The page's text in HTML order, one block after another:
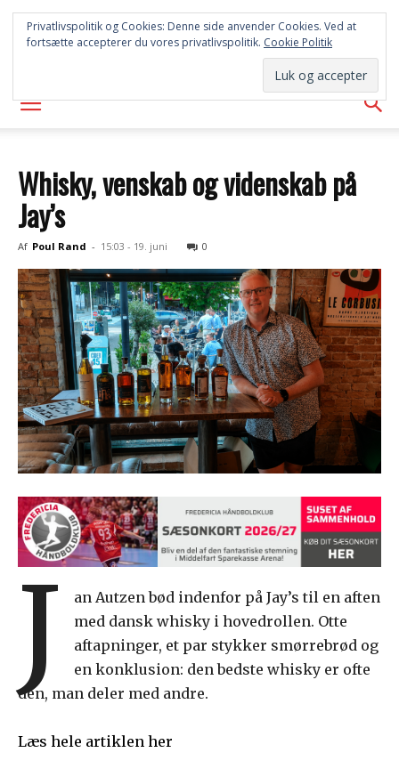
FREDERICIA
AVISEN
Whisky, venskab og videnskab på
Jay’s
Af Poul Rand - 15:03 - 19. juni 0
J
an Autzen bød indenfor på Jay’s til en aften
med dansk whisky i hovedrollen. Otte
aftapninger, et par stykker smørrebrød og
en konklusion: den bedste whisky er ofte
den, man deler med andre.
Læs hele artiklen her
Privatlivspolitik og Cookies: Denne side anvender Cookies. Ved at
fortsætte accepterer du vores privatlivspolitik. Cookie Politik